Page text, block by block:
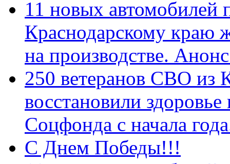
11 новых автомобилей
Краснодарскому краю
на производстве.
250 ветеранов СВО из
восстановили
Соцфонда с начала
С Днем Победы!!!